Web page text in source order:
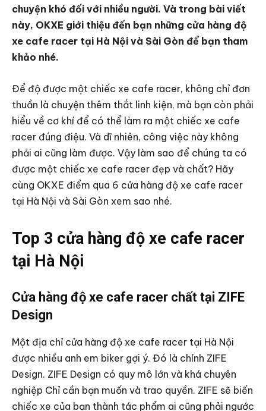
chuyện khó đối với nhiều người. Và trong bài viết
này, OKXE giới thiệu đến bạn những cửa hàng độ
xe cafe racer tại Hà Nội và Sài Gòn để bạn tham
khảo nhé.
Để độ được một chiếc xe cafe racer, không chỉ đơn
thuần là chuyện thêm thắt linh kiện, mà bạn còn phải
hiểu về cơ khí để có thể làm ra một chiếc xe cafe
racer đúng điệu. Và dĩ nhiên, công việc này không
phải ai cũng làm được. Vậy làm sao để chúng ta có
được một chiếc xe cafe racer đẹp và chất? Hãy
cùng OKXE điểm qua 6 cửa hàng độ xe cafe racer
tại Hà Nội và Sài Gòn xem sao nhé.
Top 3 cửa hàng độ xe cafe racer
tại Hà Nội
Cửa hàng độ xe cafe racer chất tại ZIFE
Design
Một địa chỉ cửa hàng độ xe cafe racer tại Hà Nội
được nhiều anh em biker gợi ý. Đó là chính ZIFE
Design. ZIFE Design có quy mô lớn và khá chuyên
nghiệp Chỉ cần bạn muốn và trao quyền. ZIFE sẽ biến
chiếc xe của bạn thành tác phẩm ai cũng phải ngước